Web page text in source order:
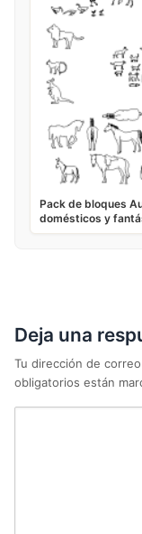
Pack de bloques
domésticos y
Deja una
Tu dirección de
obligatorios están